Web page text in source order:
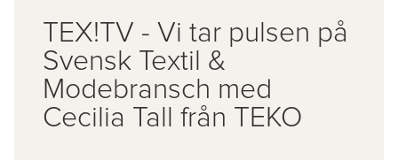
TEX!TV - Vi tar pulsen på
Svensk Textil &
Modebransch med
Cecilia Tall från TEKO